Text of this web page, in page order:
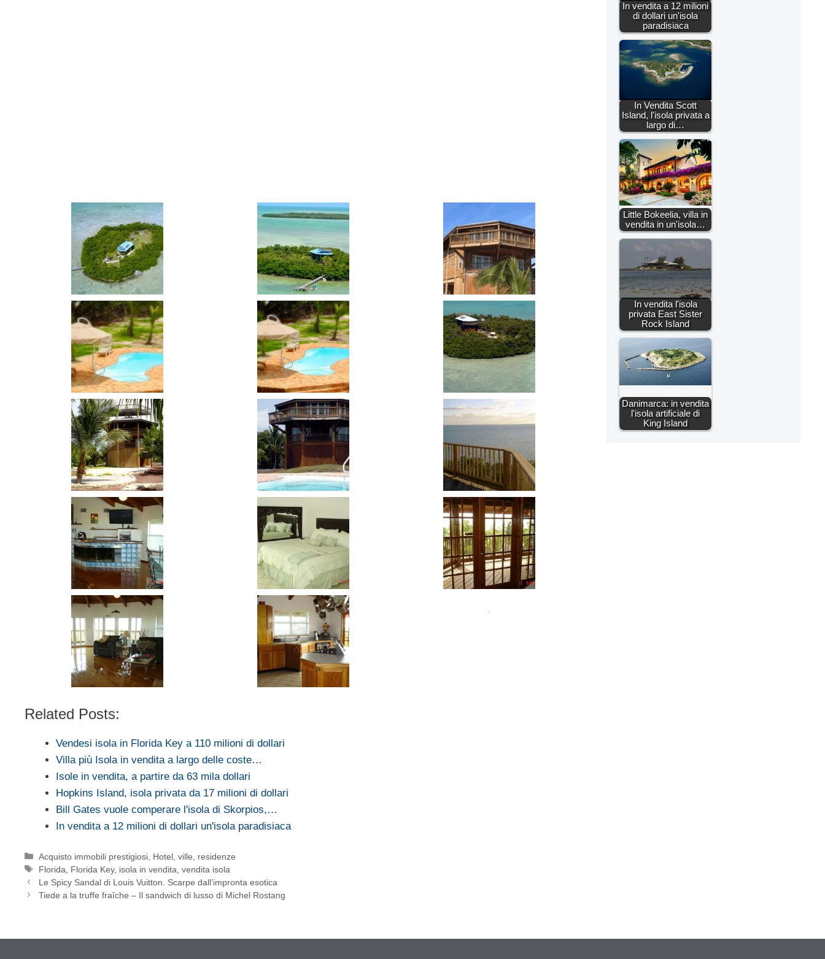
Related Posts:
Vendesi isola in Florida Key a 110 milioni di dollari
Villa più Isola in vendita a largo delle coste…
Isole in vendita, a partire da 63 mila dollari
Hopkins Island, isola privata da 17 milioni di dollari
Bill Gates vuole comperare l'isola di Skorpios,…
In vendita a 12 milioni di dollari un'isola paradisiaca
Categorie
Acquisto immobili prestigiosi Hotel, ville, residenze
Tag
Florida Florida Key, isola in vendita ,vendita isola
Le Spicy Sandal di Louis Vuitton. Scarpe dall’impronta esotica
Tiede a la truffe fraîche – Il sandwich di lusso di Michel Rostang
In vendita a 12 milioni
di dollari un'isola
paradisiaca
In Vendita Scott
Island, l'isola privata a
largo di…
Little Bokeelia, villa in
vendita in un'isola…
In vendita l'isola
privata East Sister
Rock Island
Danimarca: in vendita
l'isola artificiale di
King Island